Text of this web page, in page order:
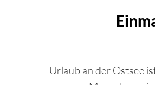
Urlaub an der Ostsee